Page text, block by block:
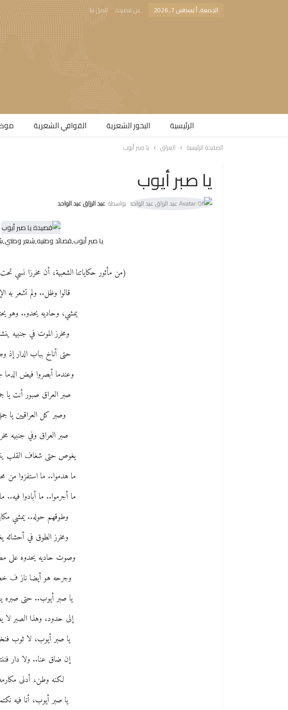
الجمعة, أغسطس 7, 2026 عن قصيدة اتصل بنا
الرئيسية البحور الشعرية​ القوافي الشعرية​
الصفحة الرئيسية العراق يا صبر أيوب
يا صبر أيوب
بواسطة عبد الرزاق عبد الواحد
يا صبر أيوب,قصائد وطنيه,شعر
(من مأثور حكاياتنا الشعبية، أن مخرزا نسي
قالوا وظل.. ولم تشعر به
يمشي، وحاديه يحدو.. وهو
ومخرز الموت في جنبيه
حتى أناخ بباب الدار إذ
وعندما أبصروا فيض الدما
صبر العراق صبور أنت يا
وصبر كل العراقيين يا
صبر العراق وفي جنبيه
يغوص حتى شغاف القلب
ما هدموا.. ما استفزوا من
ما أجرموا.. ما أبادوا فيه..
وطوقهم حوله.. يمشي
ومخرز الطوق في أحشائه
وصوت حاديه يحدوه
وجرحه هو أيضا ناز ف
يا صبر أيوب.. حتى صبره
إلى حدود، وهذا الصبر
يا صبر أيوب، لا ثوب
إن ضاق عنا.. ولا دار
لكنه وطن، أدنى
يا صبر أيوب، أنا فيه